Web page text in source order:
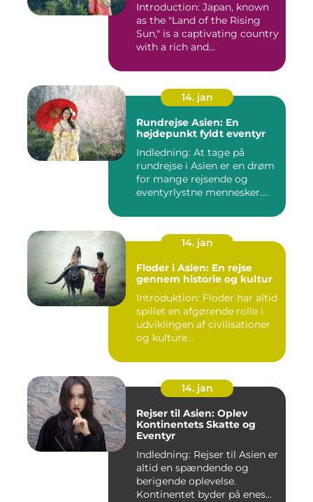
Introduction: Japan, known
as the "Land of the Rising
Sun," is a captivating country
with a rich and...
14. jan
Rundrejse Asien: En
højdepunkt fyldt eventyr
Indledning: At tage på
rundrejse i Asien er en drøm
for mange rejsende og
eventyrlystne mennesker.
14. jan
Floder i Asien: En rejse
gennem historie og kultur
Introduktion: Floder har altid
spillet en afgørende rolle i
udviklingen af civilisationer
og kulture...
14. jan
Rejser til Asien: Oplev
Kontinentets Skatte og
Eventyr
Indledning: Rejser til Asien er
altid en spændende og
berigende oplevelse.
Kontinentet byder på enes...